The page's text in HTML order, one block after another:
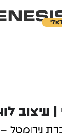
עיצוב
נירומטל